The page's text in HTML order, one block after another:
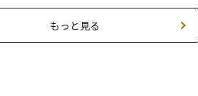
もっと見る